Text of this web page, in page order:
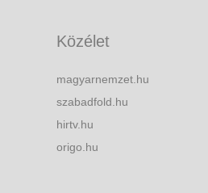
Közélet
magyarnemzet.hu
szabadfold.hu
hirtv.hu
origo.hu